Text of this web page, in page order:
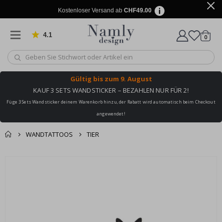
Kostenloser Versand ab CHF49.00
4.1 von 1032 Bewertungen
Wagen
0
Gültig bis zum 9. August
KAUF 3 SETS WANDSTICKER – BEZAHLEN NUR FÜR 2!
Füge 3 Sets Wandsticker deinem Warenkorb hinzu, der Rabatt wird automatisch beim Checkout
angewendet!
WANDTATTOOS TIER